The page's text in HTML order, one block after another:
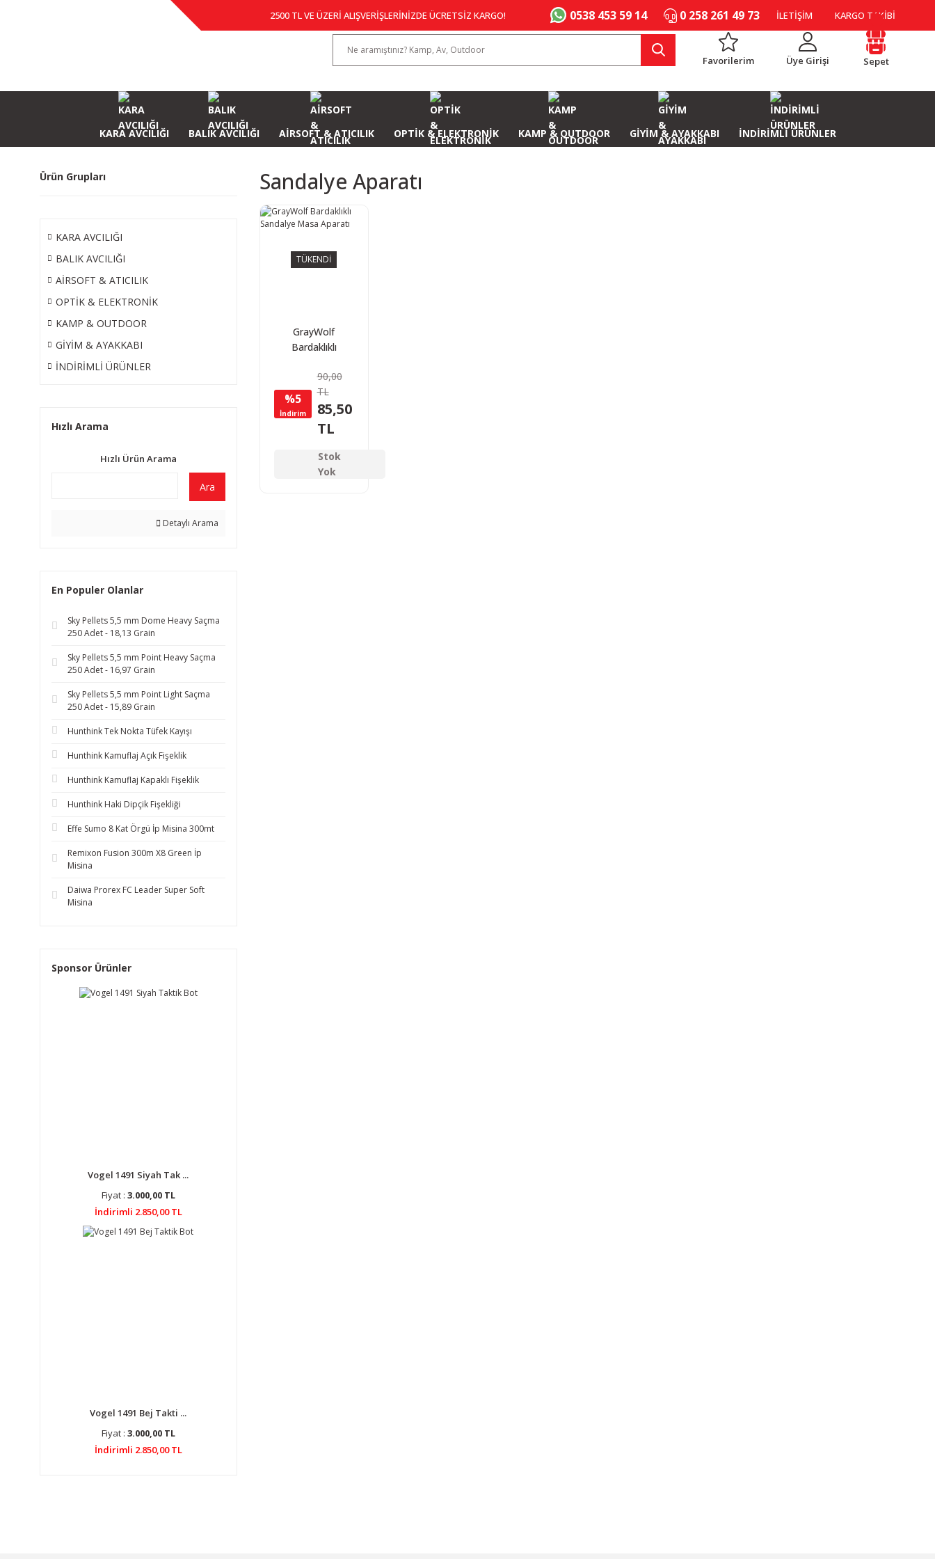
2500 TL VE ÜZERİ ALIŞVERİŞLERİNİZDE ÜCRETSİZ KARGO! 0538 453 59 14 0 258 261 49 73 İLETİŞİM KARGO TAKİBİ
Favorilerim Üye Girişi Sepet
KARA AVCILIĞI BALIK AVCILIĞI AİRSOFT & ATICILIK OPTİK & ELEKTRONİK KAMP & OUTDOOR GİYİM & AYAKKABI İNDİRİMLİ ÜRÜNLER
Ürün Grupları
KARA AVCILIĞI
BALIK AVCILIĞI
AİRSOFT & ATICILIK
OPTİK & ELEKTRONİK
KAMP & OUTDOOR
GİYİM & AYAKKABI
İNDİRİMLİ ÜRÜNLER
Hızlı Arama
Hızlı Ürün Arama
Ara
Detaylı Arama
En Populer Olanlar
Sky Pellets 5,5 mm Dome Heavy Saçma
250 Adet - 18,13 Grain
Sky Pellets 5,5 mm Point Heavy Saçma
250 Adet - 16,97 Grain
Sky Pellets 5,5 mm Point Light Saçma
250 Adet - 15,89 Grain
Hunthink Tek Nokta Tüfek Kayışı
Hunthink Kamuflaj Açık Fişeklik
Hunthink Kamuflaj Kapaklı Fişeklik
Hunthink Haki Dipçik Fişekliği
Effe Sumo 8 Kat Örgü İp Misina 300mt
Remixon Fusion 300m X8 Green İp
Misina
Daiwa Prorex FC Leader Super Soft
Misina
Sponsor Ürünler
Vogel 1491 Siyah Tak ...
Fiyat : 3.000,00 TL
İndirimli 2.850,00 TL
Vogel 1491 Bej Takti ...
Fiyat : 3.000,00 TL
İndirimli 2.850,00 TL
Sandalye Aparatı
TÜKENDİ
GrayWolf
Bardaklıklı
Aparatı
%5
İndirim
90,00
TL
85,50
TL
Stok
Yok